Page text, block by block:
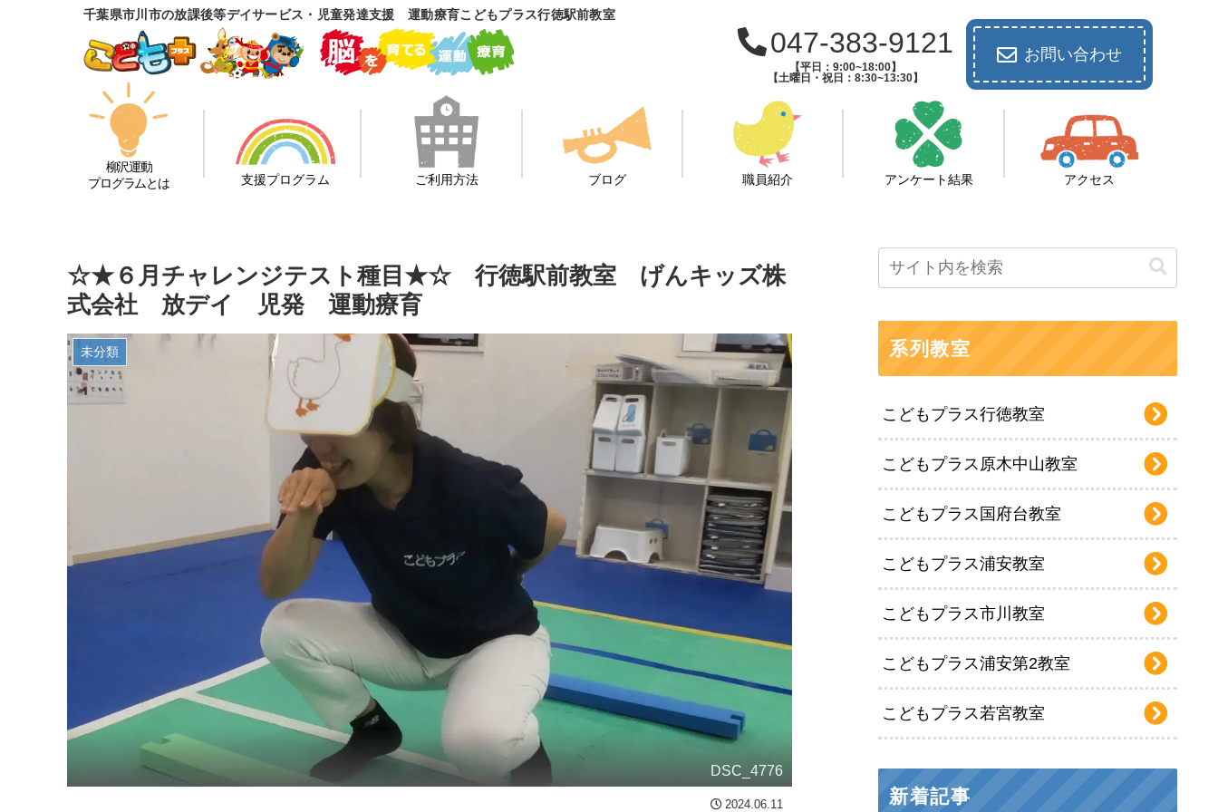
千葉県市川市の放課後等デイサービス・児童発達支援 運動療育こどもプラス行徳駅前教室
047-383-9121
【平日：9:00~18:00】
【土曜日・祝日：8:30~13:30】
お問い合わせ
柳沢運動
プログラムとは
支援プログラム ご利用方法 ブログ 職員紹介 アンケート結果 アクセス
☆★６月チャレンジテスト種目★☆ 行徳駅前教室 げんキッズ株
式会社 放デイ 児発 運動療育
未分類
DSC_4776
2024.06.11
系列教室
こどもプラス行徳教室
こどもプラス原木中山教室
こどもプラス国府台教室
こどもプラス浦安教室
こどもプラス市川教室
こどもプラス浦安第2教室
こどもプラス若宮教室
新着記事